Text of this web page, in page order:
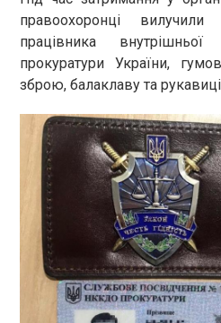
правоохоронці вилучили
працівника
прокуратури України,
зброю, балаклаву та